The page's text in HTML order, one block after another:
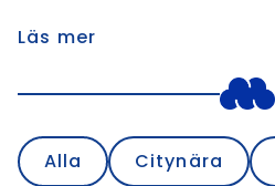
Läs mer
Alla Citynära